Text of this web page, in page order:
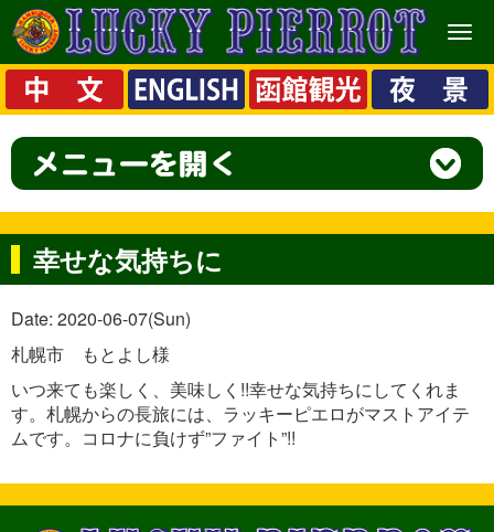
メ
ニ
ュ
ー
幸せな気持ちに
Date: 2020-06-07(Sun)
札幌市 もとよし様
いつ来ても楽しく、美味しく!!幸せな気持ちにしてくれま
す。札幌からの長旅には、ラッキーピエロがマストアイテ
ムです。コロナに負けず”ファイト”!!